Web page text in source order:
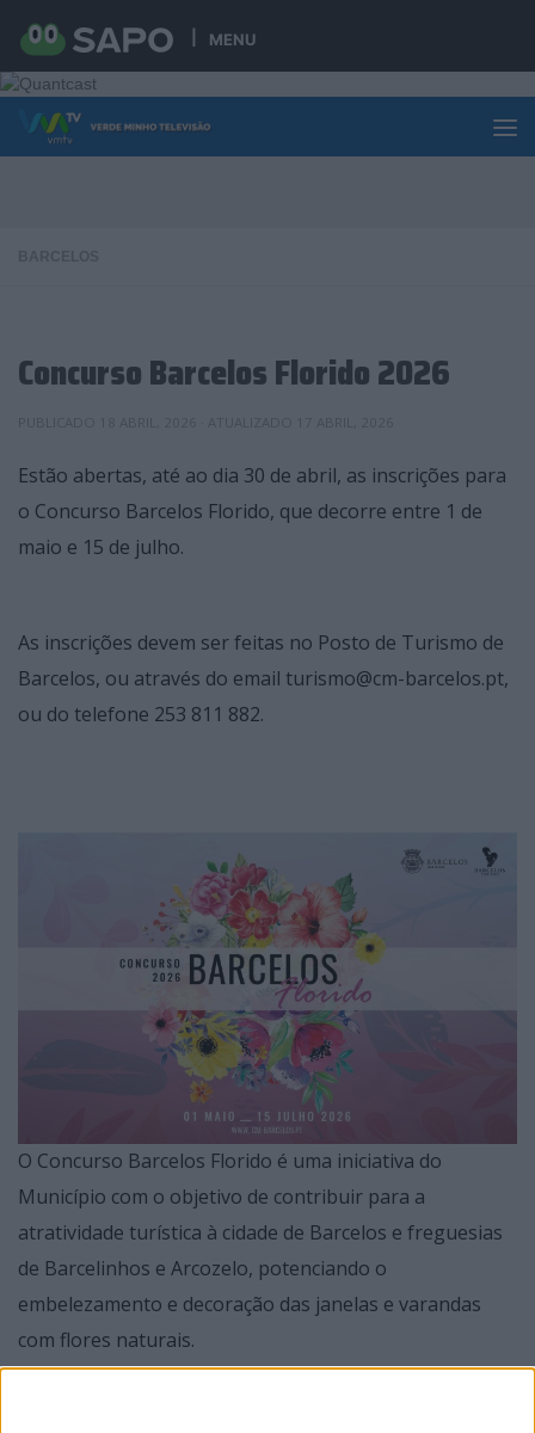
MENU
Skip to content
Concurso Barcelos Florido 2026
Estão abertas, até ao dia 30 de abril, as inscrições para
o Concurso Barcelos Florido, que decorre entre 1 de
maio e 15 de julho.
As inscrições devem ser feitas no Posto de Turismo de
Barcelos, ou através do email turismo@cm-barcelos.pt,
ou do telefone 253 811 882.
O Concurso Barcelos Florido é uma iniciativa do
Município com o objetivo de contribuir para a
atratividade turística à cidade de Barcelos e freguesias
de Barcelinhos e Arcozelo, potenciando o
embelezamento e decoração das janelas e varandas
com flores naturais.